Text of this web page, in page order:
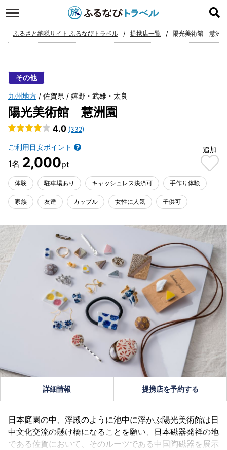
お気に入り
ふるさと納税サイト ふるなびトラベル 提携店一覧 陽光美術館 慧洲園
その他
九州地方 佐賀県 嬉野・武雄・太良
陽光美術館 慧洲園
4.0 (332)
ご利用目安ポイント
2,000
追加
体験 駐車場あり キャッシュレス決済可 手作り体験
家族 友達 カップル 女性に人気 子供可
詳細情報 提携店を予約する
日本庭園の中、浮殿のように池中に浮かぶ陽光美術館は日
中文化交流の懸け橋になることを願い、日本磁器発祥の地
である佐賀において、そのルーツである中国陶磁器を展示